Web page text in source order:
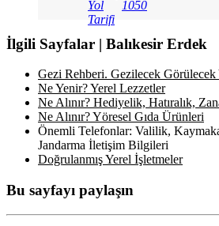
Yol
Tarifi
1050
İlgili Sayfalar | Balıkesir Erdek
Gezi Rehberi. Gezilecek Görülecek
Ne Yenir? Yerel Lezzetler
Ne Alınır? Hediyelik, Hatıralık,
Ne Alınır? Yöresel Gıda Ürünleri
Önemli Telefonlar: Valilik,
Jandarma İletişim Bilgileri
Doğrulanmış Yerel İşletmeler
Bu sayfayı paylaşın